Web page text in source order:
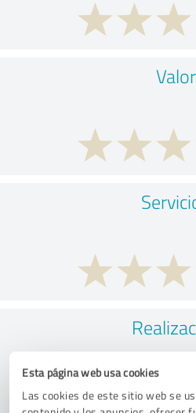
Esta página web usa cookies
Las cookies de este sitio web se
Valor